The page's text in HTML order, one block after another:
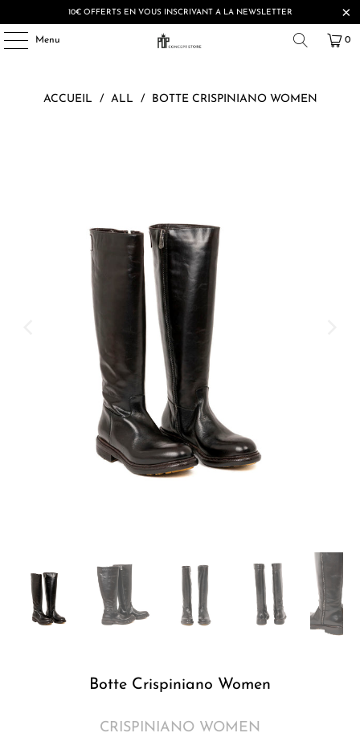
10€ OFFERTS EN VOUS INSCRIVANT A LA NEWSLETTER
Menu 0
ACCUEIL / ALL / BOTTE CRISPINIANO WOMEN
Botte Crispiniano Women
CRISPINIANO WOMEN